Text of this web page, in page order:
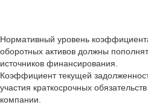
Нормативный уровень
оборотных активов должны
источников финансирования.
Коэффициент текущей
участия краткосрочных
компании.